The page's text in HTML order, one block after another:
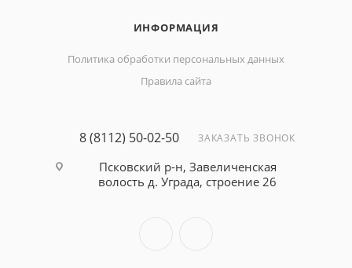
ИНФОРМАЦИЯ
Политика обработки персональных данных
Правила сайта
8 (8112) 50-02-50 ЗАКАЗАТЬ ЗВОНОК
Псковский р-н, Завеличенская
волость д. Уграда, строение 26